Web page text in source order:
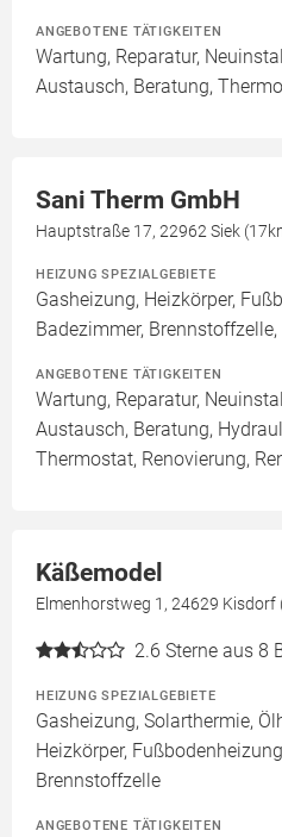
ANGEBOTENE TÄTIGKEITEN
Wartung, Reparatur,
Austausch, Beratung,
Sani Therm GmbH
Hauptstraße 17, 22962 Siek
HEIZUNG SPEZIALGEBIETE
Gasheizung, Heizkörper,
Badezimmer,
ANGEBOTENE TÄTIGKEITEN
Wartung, Reparatur,
Austausch, Beratung,
Thermostat, Renovierung,
Käßemodel
Elmenhorstweg 1, 24629
2.6 Sterne aus 8
HEIZUNG SPEZIALGEBIETE
Gasheizung, Solarthermie,
Heizkörper,
Brennstoffzelle
ANGEBOTENE TÄTIGKEITEN